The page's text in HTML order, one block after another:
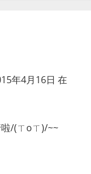
年4月16日 在
/(ㄒoㄒ)/~~